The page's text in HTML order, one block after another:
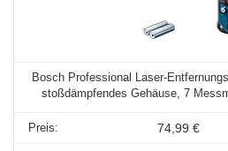
Bosch Professional Laser-
stoßdämpfendes Gehäuse, 7
74,99 €